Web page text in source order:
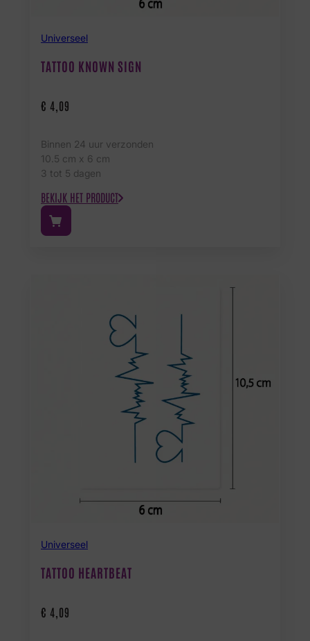
Universeel
TATTOO KNOWN SIGN
€ 4,09
Binnen 24 uur verzonden
10.5 cm x 6 cm
3 tot 5 dagen
BEKIJK HET PRODUCT
Universeel
TATTOO HEARTBEAT
€ 4,09